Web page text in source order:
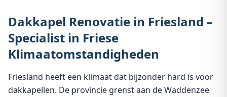
Dakkapel Renovatie in Friesland –
Specialist in Friese
Klimaatomstandigheden
Friesland heeft een klimaat dat bijzonder hard is voor
dakkapellen. De provincie grenst aan de Waddenzee